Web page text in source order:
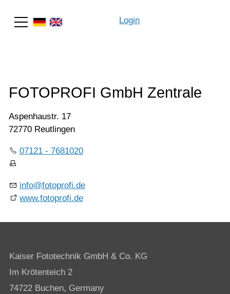
Login
FOTOPROFI GmbH Zentrale
Aspenhaustr. 17
72770 Reutlingen
07121 - 7681020
info@fotoprofi.de
www.fotoprofi.de
Kaiser Fototechnik GmbH & Co. KG
Im Krötenteich 2
74722 Buchen, Germany